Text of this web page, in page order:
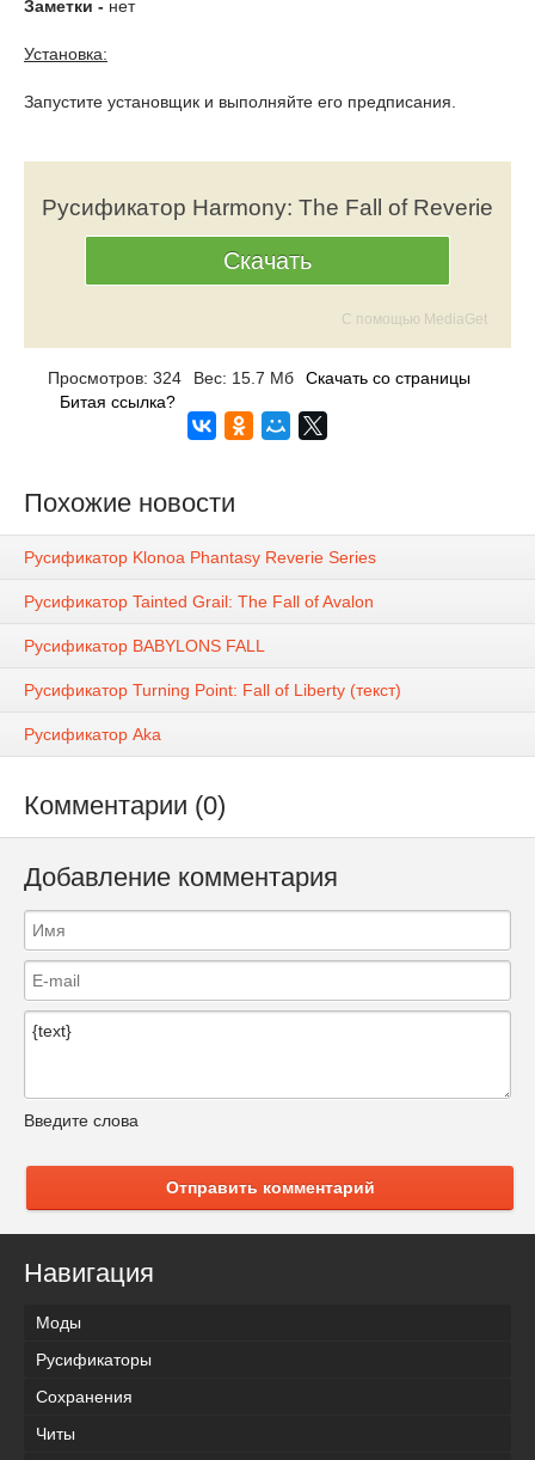
Заметки - нет
Установка:
Запустите установщик и выполняйте его предписания.
Русификатор Harmony: The Fall of Reverie
Скачать
С помощью MediaGet
Просмотров: 324 Вес: 15.7 Мб
Скачать со страницы
Битая ссылка?
Похожие новости
Русификатор Klonoa Phantasy Reverie Series
Русификатор Tainted Grail: The Fall of Avalon
Русификатор BABYLONS FALL
Русификатор Turning Point: Fall of Liberty (текст)
Русификатор Aka
Комментарии (0)
Добавление комментария
Введите слова
Отправить комментарий
Навигация
Моды
Русификаторы
Сохранения
Читы